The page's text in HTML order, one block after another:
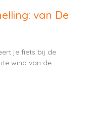
van De
je fiets bij de
wind van de